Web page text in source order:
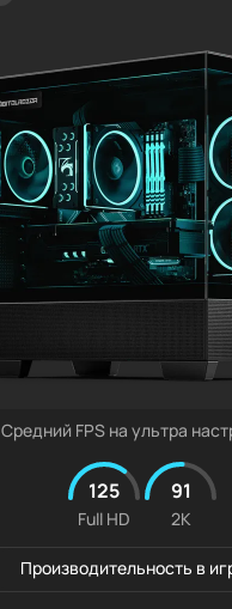
Средний FPS на ультра
125
Full HD
91
2K
Производительность в